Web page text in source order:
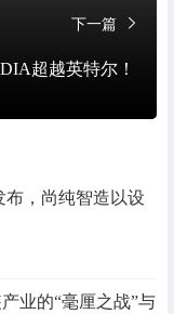
下一篇
超越英特尔！
布，尚纯智造以设
业的“毫厘之战”与